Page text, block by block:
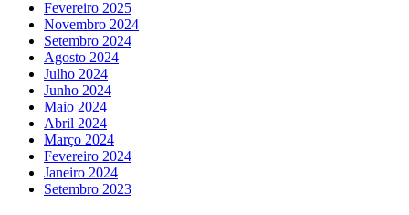
Fevereiro 2025
Novembro 2024
Setembro 2024
Agosto 2024
Julho 2024
Junho 2024
Maio 2024
Abril 2024
Março 2024
Fevereiro 2024
Janeiro 2024
Setembro 2023